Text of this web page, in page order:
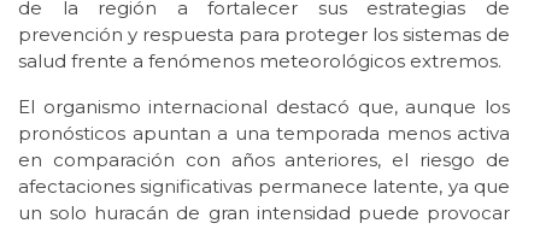
de la región a fortalecer sus estrategias de
prevención y respuesta para proteger los sistemas de
salud frente a fenómenos meteorológicos extremos.
El organismo internacional destacó que, aunque los
pronósticos apuntan a una temporada menos activa
en comparación con años anteriores, el riesgo de
afectaciones significativas permanece latente, ya que
un solo huracán de gran intensidad puede provocar